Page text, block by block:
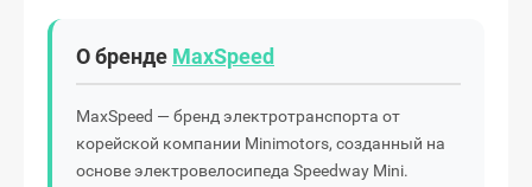
О бренде MaxSpeed
MaxSpeed — бренд электротранспорта от
корейской компании Minimotors, созданный на
основе электровелосипеда Speedway Mini.